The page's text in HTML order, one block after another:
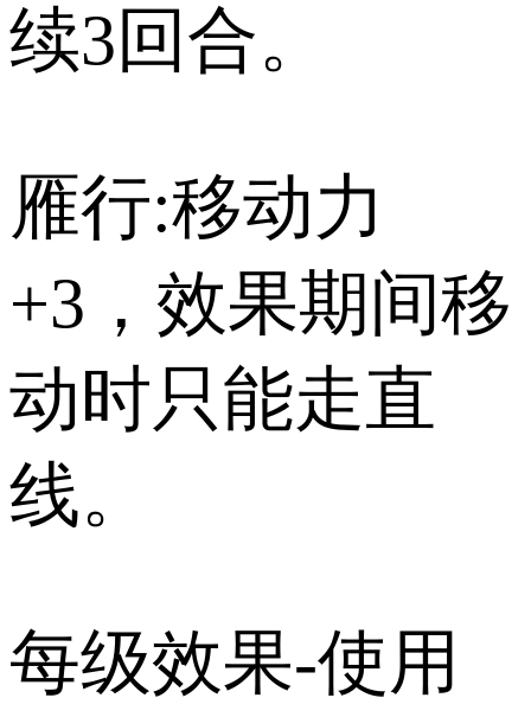
续3回合。
雁行:移动力
+3，效果期间移
动时只能走直
线。
每级效果-使用